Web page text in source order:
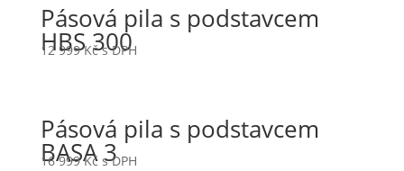
Pásová pila s podstavcem
HBS 300
12 999Kč s DPH
Pásová pila s podstavcem
BASA 3
16 999Kč s DPH